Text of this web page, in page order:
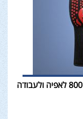
כפפה מקצועית עמידה בחום גבוה עד 800°C לאפיה ולעבודה